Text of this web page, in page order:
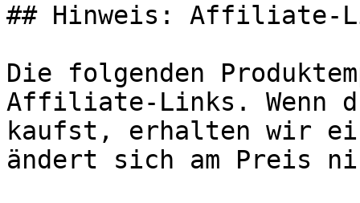
## Hinweis: Affiliate-
Die folgenden
Affiliate-Links. Wenn
kaufst, erhalten wir
ändert sich am Preis